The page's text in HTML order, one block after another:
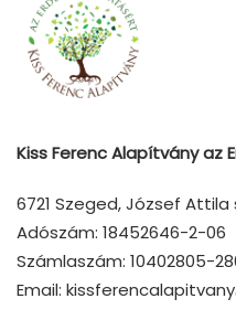
Kiss Ferenc Alapítvány az
6721 Szeged, József Attila
Adószám: 18452646-2-06
Számlaszám: 10402805-
Email: